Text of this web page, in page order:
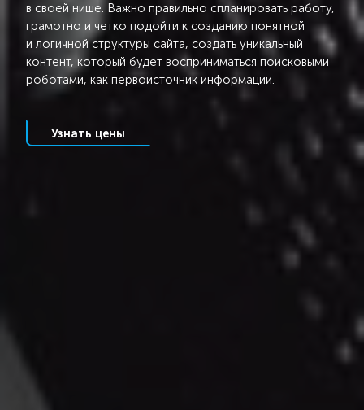
в своей нише. Важно правильно спланировать работу,
грамотно и четко подойти к созданию понятной
и логичной структуры сайта, создать уникальный
контент, который будет восприниматься поисковыми
роботами, как первоисточник информации.
Узнать цены